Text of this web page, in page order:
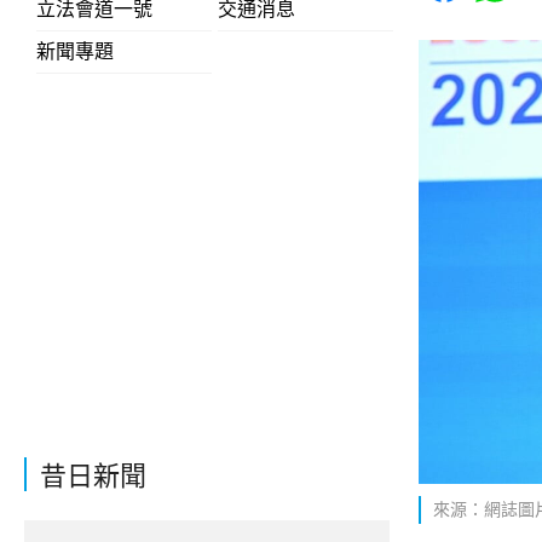
立法會道一號
交通消息
新聞專題
昔日新聞
來源：網誌圖